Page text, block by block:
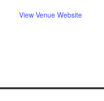
View Venue Website